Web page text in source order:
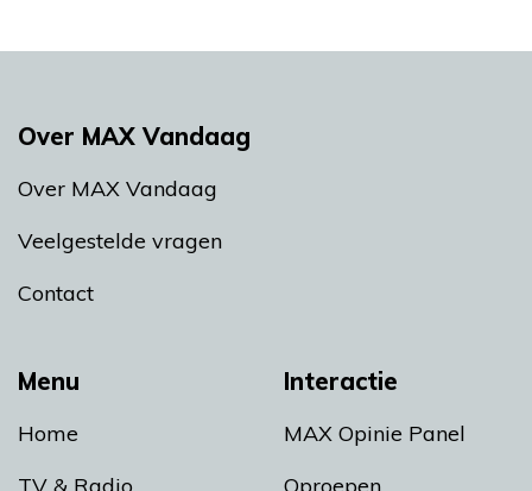
Menu
Home
Interactie
MAX Opinie Panel
Over MAX Vandaag
Over MAX Vandaag
Veelgestelde vragen
Contact